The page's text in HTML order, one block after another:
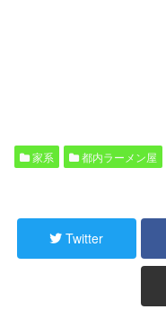
家系 都内ラーメン屋
Twitter